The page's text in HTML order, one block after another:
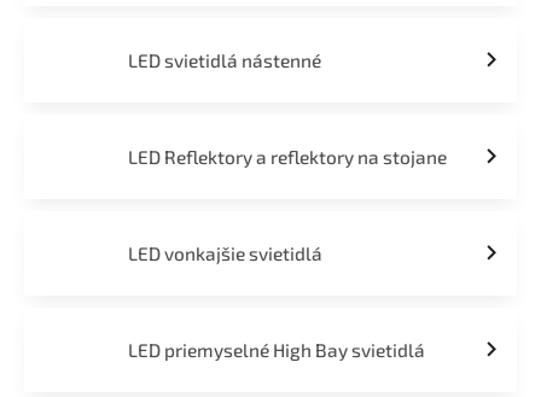
LED svietidlá nástenné
LED Reflektory a reflektory na stojane
LED vonkajšie svietidlá
LED priemyselné High Bay svietidlá